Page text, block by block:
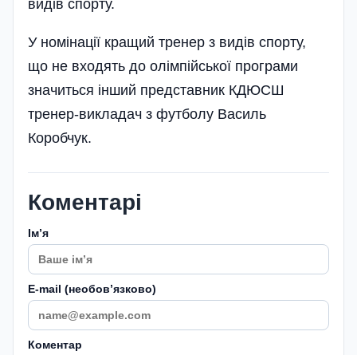
видів спорту.
У номінації кращий тренер з видів спорту,
що не входять до олімпійської програми
значиться інший представник КДЮСШ
тренер-викладач з футболу Василь
Коробчук.
Коментарі
Імʼя
E-mail (необовʼязково)
Коментар